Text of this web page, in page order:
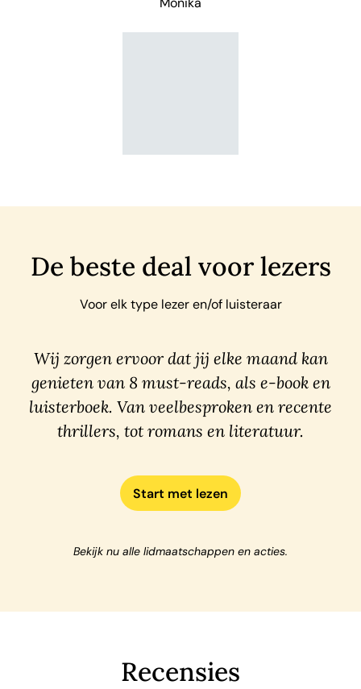
De beste deal voor lezers
Voor elk type lezer en/of luisteraar
Wij zorgen ervoor dat jij elke maand kan
genieten van 8 must-reads, als e-book en
luisterboek. Van veelbesproken en recente
thrillers, tot romans en literatuur.
Start met lezen
Bekijk nu alle lidmaatschappen en acties.
Recensies